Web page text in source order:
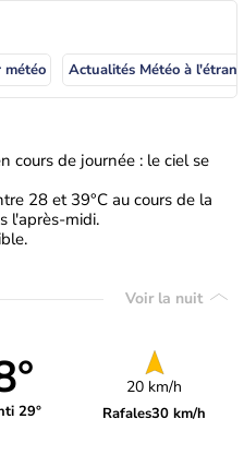
météo
cours de journée : le ciel se
28 et 39°C au cours de la
l'après-midi.
Voir la nuit
29°
20 km/h
Rafales30 km/h